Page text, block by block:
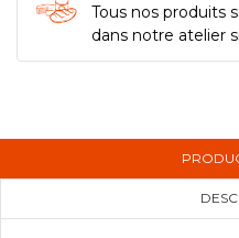
Tous nos produits
dans notre atelier